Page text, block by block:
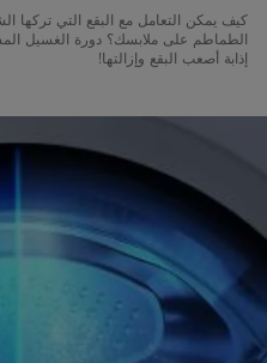
كيف يمكن التعامل مع البقع التي تركها
الطماطم على ملابسك؟ دورة الغسيل
إذابة أصعب البقع وإزالتها!